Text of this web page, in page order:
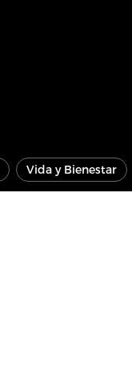
Vida y Bienestar